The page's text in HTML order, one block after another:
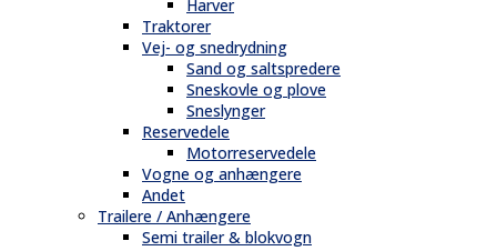
Harver
Traktorer
Vej- og snedrydning
Sand og saltspredere
Sneskovle og plove
Sneslynger
Reservedele
Motorreservedele
Vogne og anhængere
Andet
Trailere / Anhængere
Semi trailer & blokvogn